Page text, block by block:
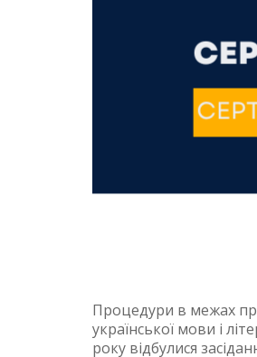
Процедури в межах
української мови і
року відбулися